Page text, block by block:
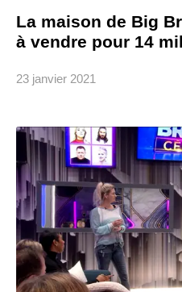
La maison de Big
à vendre pour 14
23 janvier 2021